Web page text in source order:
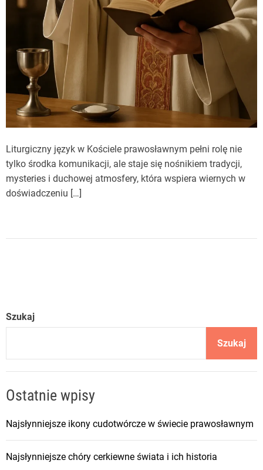
Liturgiczny język w Kościele prawosławnym pełni rolę nie
tylko środka komunikacji, ale staje się nośnikiem tradycji,
mysteries i duchowej atmosfery, która wspiera wiernych w
doświadczeniu […]
Szukaj
Szukaj
Ostatnie wpisy
Najsłynniejsze ikony cudotwórcze w świecie prawosławnym
Najsłynniejsze chóry cerkiewne świata i ich historia